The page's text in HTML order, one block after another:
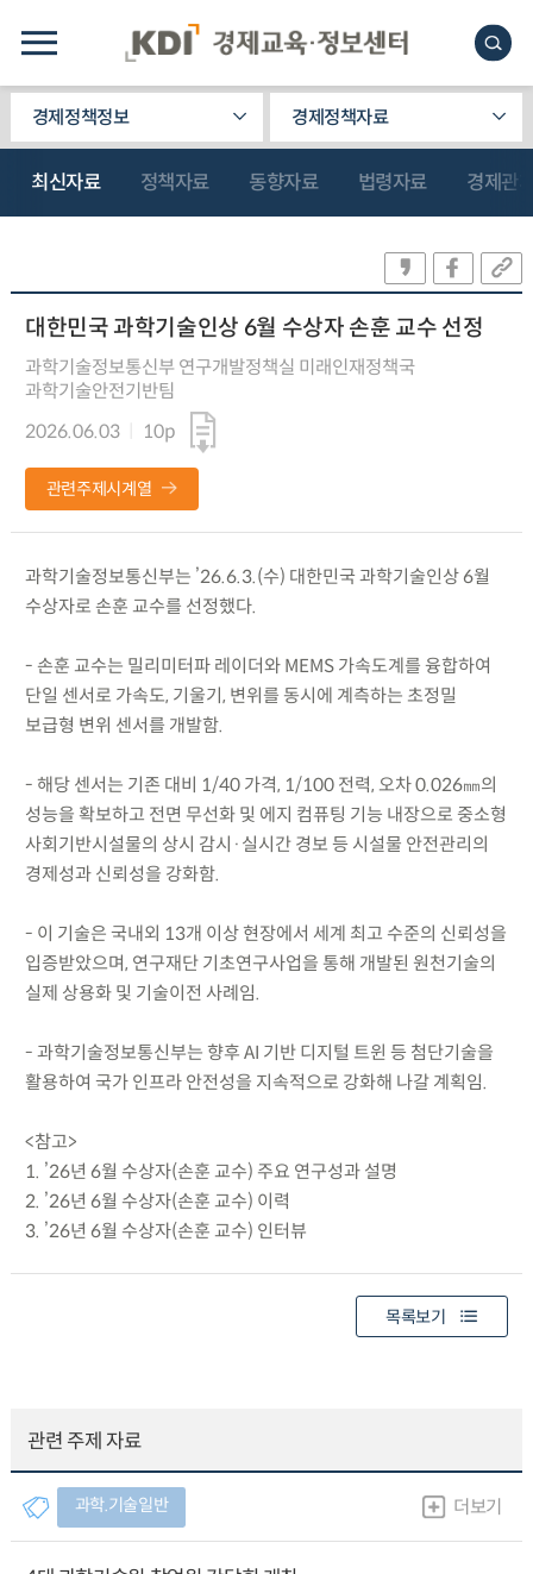
경제정책정보 경제정책자료
최신자료 정책자료 동향자료 법령자료 경제관
대한민국 과학기술인상 6월 수상자 손훈 교수 선정
과학기술정보통신부 연구개발정책실 미래인재정책국
과학기술안전기반팀
2026.06.03
10p
관련주제시계열
과학기술정보통신부는 ’26.6.3.(수) 대한민국 과학기술인상 6월
수상자로 손훈 교수를 선정했다.
- 손훈 교수는 밀리미터파 레이더와 MEMS 가속도계를 융합하여
단일 센서로 가속도, 기울기, 변위를 동시에 계측하는 초정밀
보급형 변위 센서를 개발함.
- 해당 센서는 기존 대비 1/40 가격, 1/100 전력, 오차 0.026㎜의
성능을 확보하고 전면 무선화 및 에지 컴퓨팅 기능 내장으로 중소형
사회기반시설물의 상시 감시·실시간 경보 등 시설물 안전관리의
경제성과 신뢰성을 강화함.
- 이 기술은 국내외 13개 이상 현장에서 세계 최고 수준의 신뢰성을
입증받았으며, 연구재단 기초연구사업을 통해 개발된 원천기술의
실제 상용화 및 기술이전 사례임.
- 과학기술정보통신부는 향후 AI 기반 디지털 트윈 등 첨단기술을
활용하여 국가 인프라 안전성을 지속적으로 강화해 나갈 계획임.
<참고>
1. ’26년 6월 수상자(손훈 교수) 주요 연구성과 설명
2. ’26년 6월 수상자(손훈 교수) 이력
3. ’26년 6월 수상자(손훈 교수) 인터뷰
목록보기
관련 주제 자료
과학.기술일반 더보기